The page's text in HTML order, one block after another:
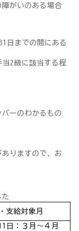
がいのある場合
日までの間にある
2級に該当する程
ーのわかるもの
りますので、お
た
支給対象月
日：３月～４月